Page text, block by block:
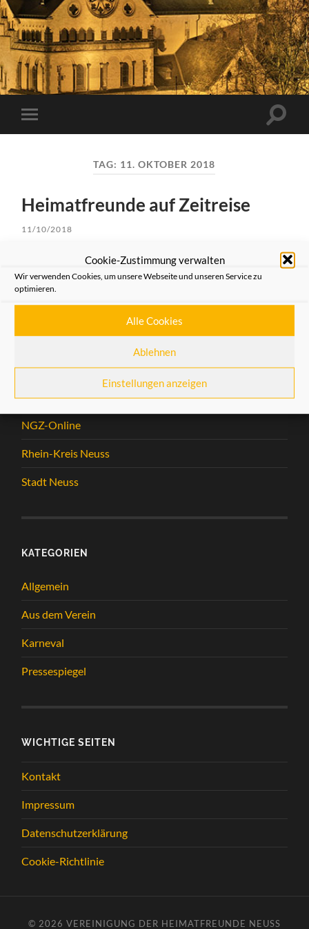
Cookie-Zustimmung verwalten
Wir verwenden Cookies, um unsere Webseite und unseren Service zu
optimieren.
Alle Cookies
Ablehnen
Einstellungen anzeigen
Mobile-
Menü
TAG: 11. OKTOBER 2018
Heimatfreunde auf Zeitreise
11/10/2018
Neuss. Beim „Historischen Abend“ im Romaneum ging
es um Wein, die Hanse und Mühlen. Zum ganzen Artikel
aufrp-online.de
castrum-novaesium
NGZ-Online
Rhein-Kreis Neuss
Stadt Neuss
KATEGORIEN
Allgemein
Aus dem Verein
Karneval
Pressespiegel
WICHTIGE SEITEN
Kontakt
Impressum
Datenschutzerklärung
Cookie-Richtlinie
© 2026 VEREINIGUNG DER HEIMATFREUNDE NEUSS